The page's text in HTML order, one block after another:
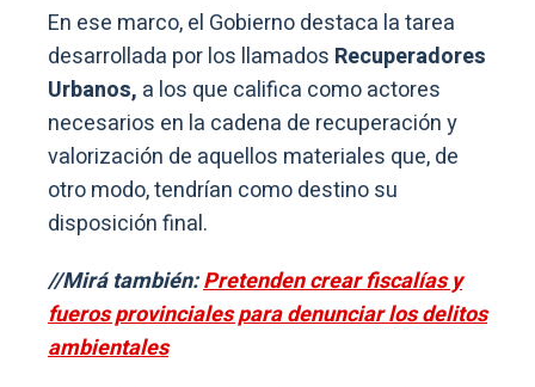
En ese marco, el Gobierno destaca la tarea
desarrollada por los llamados Recuperadores
Urbanos, a los que califica como actores
necesarios en la cadena de recuperación y
valorización de aquellos materiales que, de
otro modo, tendrían como destino su
disposición final.
//Mirá también:Pretenden crear fiscalías y
fueros provinciales para denunciar los delitos
ambientales